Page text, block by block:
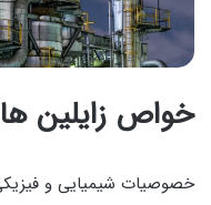
خواص زایلین
خصوصیات شیمیایی و فیزیکی